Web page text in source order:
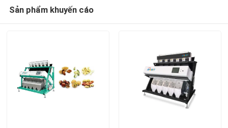
Sản phẩm khuyến cáo